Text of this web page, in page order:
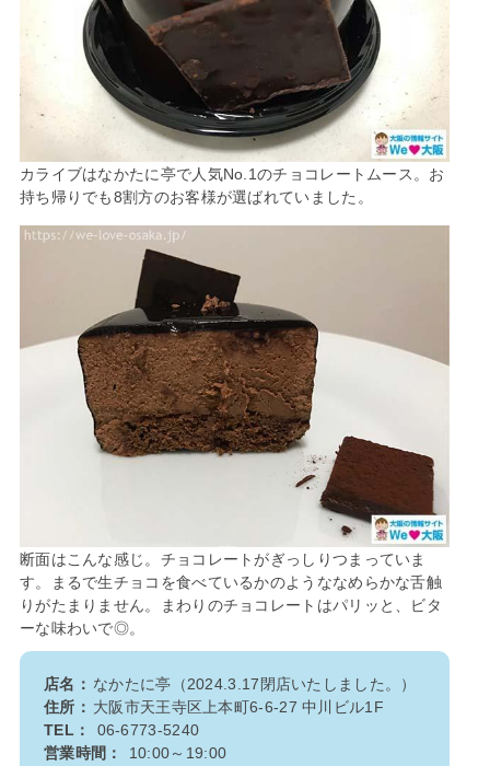
カライブはなかたに亭で人気No.1のチョコレートムース。お
持ち帰りでも8割方のお客様が選ばれていました。
断面はこんな感じ。チョコレートがぎっしりつまっていま
す。まるで生チョコを食べているかのようななめらかな舌触
りがたまりません。まわりのチョコレートはパリッと、ビタ
ーな味わいで◎。
店名： なかたに亭（2024.3.17閉店いたしました。）
住所： 大阪市天王寺区上本町6-6-27 中川ビル1F
TEL：
06-6773-5240
営業時間：
10:00～19:00